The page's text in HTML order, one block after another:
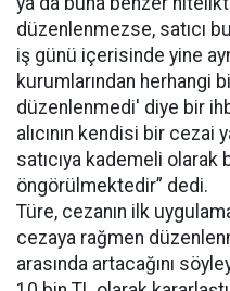
düzenlenmezse, satıcı
iş günü içerisinde yine
kurumlarından herhangi
düzenlenmedi' diye bir
alıcının kendisi bir cezai
satıcıya kademeli olarak
öngörülmektedir” dedi.
Türe, cezanın ilk
cezaya rağmen
arasında artacağını